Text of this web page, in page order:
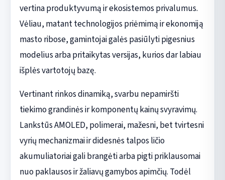
vertina produktyvumą ir ekosistemos privalumus.
Vėliau, matant technologijos priėmimą ir ekonomiją
masto ribose, gamintojai galės pasiūlyti pigesnius
modelius arba pritaikytas versijas, kurios dar labiau
išplės vartotojų bazę.
Vertinant rinkos dinamiką, svarbu nepamiršti
tiekimo grandinės ir komponentų kainų svyravimų.
Lankstūs AMOLED, polimerai, mažesni, bet tvirtesni
vyrių mechanizmai ir didesnės talpos ličio
akumuliatoriai gali brangėti arba pigti priklausomai
nuo paklausos ir žaliavų gamybos apimčių. Todėl